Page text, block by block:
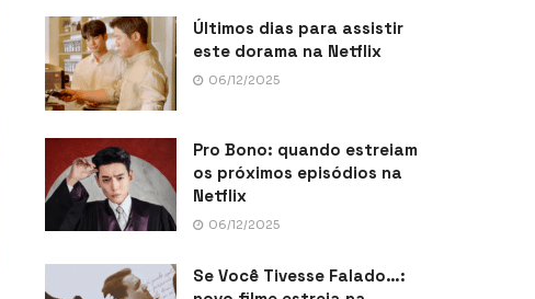
Últimos dias para assistir
este dorama na Netflix
06/12/2025
Pro Bono: quando estreiam
os próximos episódios na
Netflix
06/12/2025
Se Você Tivesse Falado…: